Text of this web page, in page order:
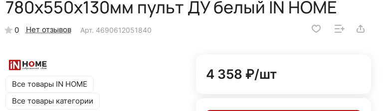
780х550х130мм пульт ДУ белый IN HOME
0 Нет отзывов Арт. 4690612051840
Все товары IN HOME
Все товары категории
4 358 ₽/шт